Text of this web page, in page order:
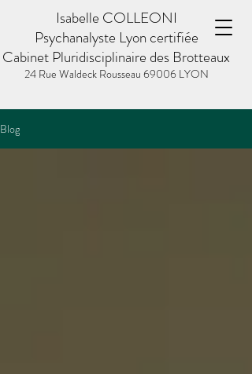
Isabelle COLLEONI
Psychanalyste Lyon certifiée
Cabinet Pluridisciplinaire des Brotteaux
24 Rue Waldeck Rousseau 69006 LYON
Blog